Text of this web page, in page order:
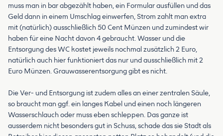
muss man in bar abgezählt haben, ein Formular ausfüllen und das
Geld dann in einem Umschlag einwerfen, Strom zahlt man extra
mit (natürlich) ausschließlich 50 Cent Münzen und zumindest wir
haben für eine Nacht davon 4 gebraucht. Wasser und die
Entsorgung des WC kostet jeweils nochmal zusätzlich 2 Euro,
natürlich auch hier funktioniert das nur und ausschließlich mit 2
Euro Münzen. Grauwasserentsorgung gibt es nicht.
Die Ver- und Entsorgung ist zudem alles an einer zentralen Säule,
so braucht man ggf. ein langes Kabel und einen noch längeren
Wasserschlauch oder muss eben schleppen. Das ganze ist
ausserdem nicht besonders gut in Schuss, schade das sie Stadt als